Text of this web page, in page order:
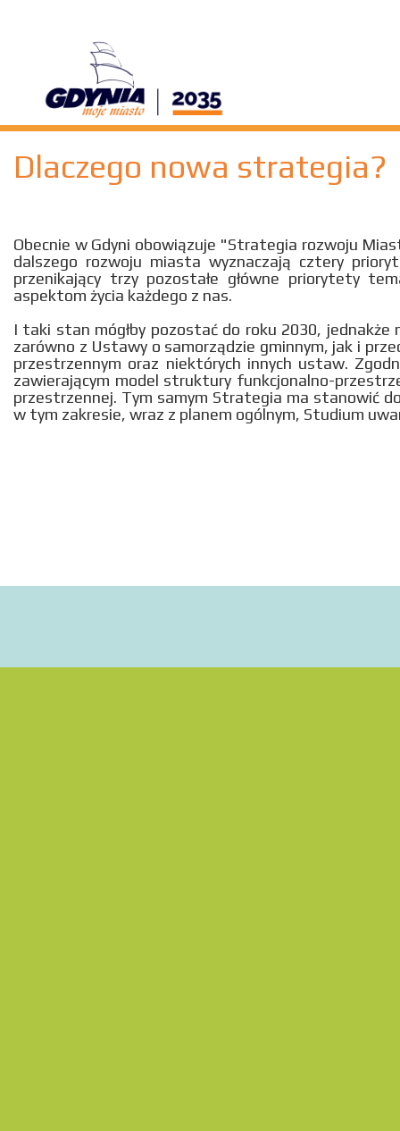
Dlaczego nowa strategia?
Obecnie w Gdyni obowiązuje "Strategia rozwoju
dalszego rozwoju miasta wyznaczają cztery
przenikający trzy pozostałe główne priorytety
aspektom życia każdego z nas.
I taki stan mógłby pozostać do roku 2030,
zarówno z Ustawy o samorządzie gminnym, jak i
przestrzennym oraz niektórych innych ustaw.
zawierającym model struktury funkcjonalno-
przestrzennej. Tym samym Strategia ma stanowić
w tym zakresie, wraz z planem ogólnym, Studium